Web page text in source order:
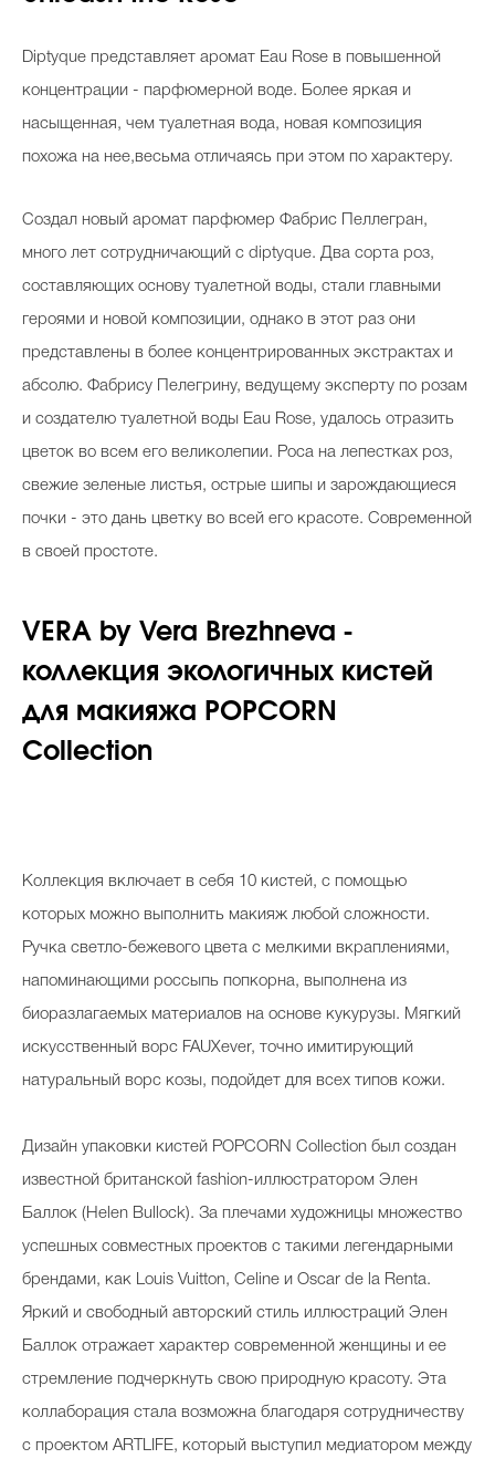
Diptyque представляет аромат Eau Rose в повышенной
концентрации - парфюмерной воде. Более яркая и
насыщенная, чем туалетная вода, новая композиция
похожа на нее,весьма отличаясь при этом по характеру.
Создал новый аромат парфюмер Фабрис Пеллегран,
много лет сотрудничающий с diptyque. Два сорта роз,
составляющих основу туалетной воды, стали главными
героями и новой композиции, однако в этот раз они
представлены в более концентрированных экстрактах и
абсолю. Фабрису Пелегрину, ведущему эксперту по розам
и создателю туалетной воды Eau Rose, удалось отразить
цветок во всем его великолепии. Роса на лепестках роз,
свежие зеленые листья, острые шипы и зарождающиеся
почки - это дань цветку во всей его красоте. Современной
в своей простоте.
VERA by Vera Brezhneva -
коллекция экологичных кистей
для макияжа POPCORN
Collection
Коллекция включает в себя 10 кистей, с помощью
которых можно выполнить макияж любой сложности.
Ручка светло-бежевого цвета с мелкими вкраплениями,
напоминающими россыпь попкорна, выполнена из
биоразлагаемых материалов на основе кукурузы. Мягкий
искусственный ворс FAUXever, точно имитирующий
натуральный ворс козы, подойдет для всех типов кожи.
Дизайн упаковки кистей POPCORN Cоllection был создан
известной британской fashion-иллюстратором Элен
Баллок (Helen Bullock). За плечами художницы множество
успешных совместных проектов с такими легендарными
брендами, как Louis Vuitton, Celine и Oscar de la Renta.
Яркий и свободный авторский стиль иллюстраций Элен
Баллок отражает характер современной женщины и ее
стремление подчеркнуть свою природную красоту. Эта
коллаборация стала возможна благодаря сотрудничеству
с проектом ARTLIFE, который выступил медиатором между